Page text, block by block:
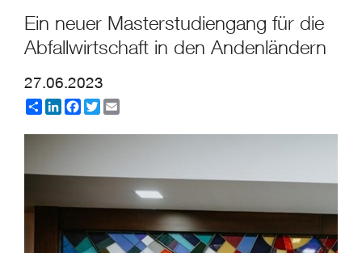
Ein neuer Masterstudiengang für die
Abfallwirtschaft in den Andenländern
27.06.2023
Share LinkedInFacebook
Twitter